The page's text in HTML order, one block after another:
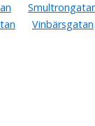
Vinbärsgatan